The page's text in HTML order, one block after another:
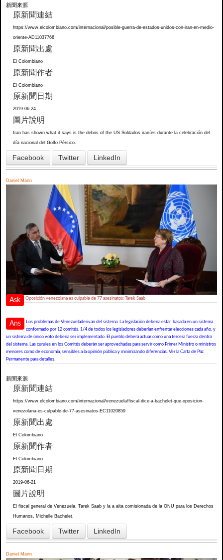
新聞來源
原新聞連結
https://www.elcolombiano.com/internacional/posible-guerra-de-estados-unidos-con-iran-en-medio-
oriente-AD11037766
原新聞出處
El Colombiano
原新聞作者
El Colombiano
原新聞日期
2019-06-24
圖片說明
Iran has shown what it says is the debris of the US Soldados iraníes durante la celebración del
día nacional del Golfo Pérsico.
Facebook Twitter LinkedIn
Daniel Mann
Ask Oposición venezolana es culpable de 77 asesinatos: Tarek Saab
Ans
Los problemas de Venezueladerivan del sistema. La legislación debería estar basada en un sistema
conformado por 12 comités. 1/4 de todos los legisladores deberían enfrentar elecciones cada año, y
un sistema de único voto debería ser implementado. El pueblo deberá actuar como una tercera fuerza dentro
del sistema. Las curules en los Comités deberán ser aprovechadas para servir como Primer Ministro o ministros
menores como de economía, sensibles a la opinión pública y minimizando diferencias. Ver la Carta de Paz
Permanente para detalles.
新聞來源
原新聞連結
https://www.elcolombiano.com/internacional/venezuela/fiscal-dice-a-bachelet-que-oposicion-
venezolana-es-culpable-de-77-asesinatos-EC11020859
原新聞出處
El Colombiano
原新聞作者
El Colombiano
原新聞日期
2019-06-21
圖片說明
El fiscal general de Venezuela, Tarek Saab y la a alta comisionada de la ONU para los Derechos
Humanos, Michelle Bachelet.
Facebook Twitter LinkedIn
Daniel Mann